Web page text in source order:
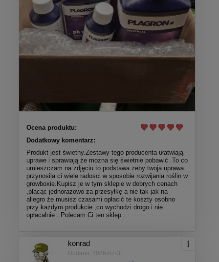
Ocena produktu:
Dodatkowy komentarz:
Produkt jest świetny.Zestawy tego producenta ułatwiają
uprawe i sprawiają że mozna się świetnie pobawić .To co
umieszczam na zdjęciu to podstawa żeby twoja uprawa
przynosila ci wiele radosci w sposobie rozwijania roślin w
growboxie.Kupisz je w tym sklepie w dobrych cenach
,placąc jednorazowo za przesyłkę a nie tak jak na
allegro że musisz czasami opłacić te koszty osobno
przy każdym produkcie ,co wychodzi drogo i nie
opłacalnie . Polecam Ci ten sklep .
konrad
Dodano: 2026-07-31